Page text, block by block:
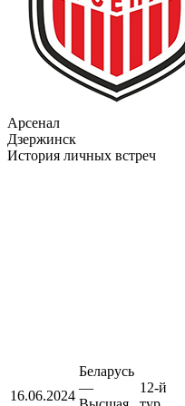
Арсенал
Дзержинск
История личных встреч
16.06.2024
Беларусь
—
12-й